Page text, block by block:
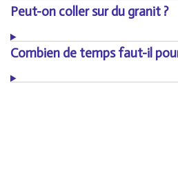
Peut-on coller sur du granit ?
Combien de temps faut-il